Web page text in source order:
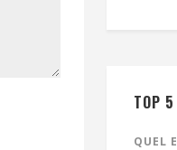
TOP
QUEL